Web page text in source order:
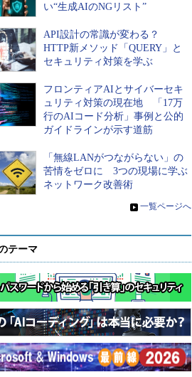
い“生成AIのNGリスト”
API設計の常識が変わる？
HTTP新メソッド「QUERY」と
セキュリティ対策を学ぶ
フロンティアAIとサイバーセキ
ュリティ対策の現在地 「17万
行のAIコード分析」事例と公的
ガイドラインが示す道筋
「無線LANがつながらない」の
苦情をゼロに 3つの現場に学ぶ
ネットワーク改善術
» 一覧ページへ
テーマ